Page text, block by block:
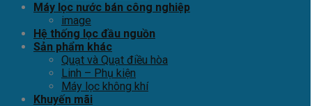
Máy lọc nước bán công nghiệp
image
Hệ thống lọc đầu nguồn
Sản phẩm khác
Quạt và Quạt điều hòa
Linh – Phụ kiện
Máy lọc không khí
Khuyến mãi